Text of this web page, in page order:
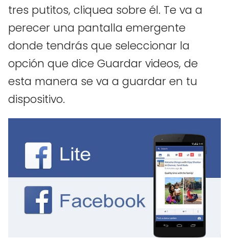
tres putitos, cliquea sobre él. Te va a
perecer una pantalla emergente
donde tendrás que seleccionar la
opción que dice Guardar videos, de
esta manera se va a guardar en tu
dispositivo.